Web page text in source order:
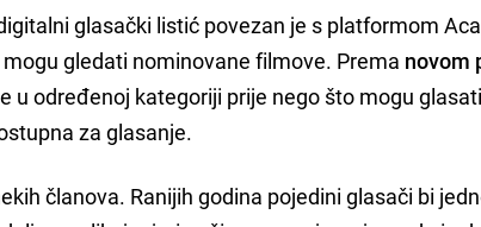
glasački listić povezan je s platformom
gledati nominovane filmove. Prema novom
u određenoj kategoriji prije nego što mogu
za glasanje.
članova. Ranijih godina pojedini glasači bi